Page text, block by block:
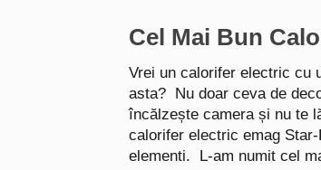
Cel Mai Bun
Vrei un calorifer electric cu
asta? Nu doar ceva de
încălzește camera și nu te
calorifer electric emag
elementi. L-am numit cel